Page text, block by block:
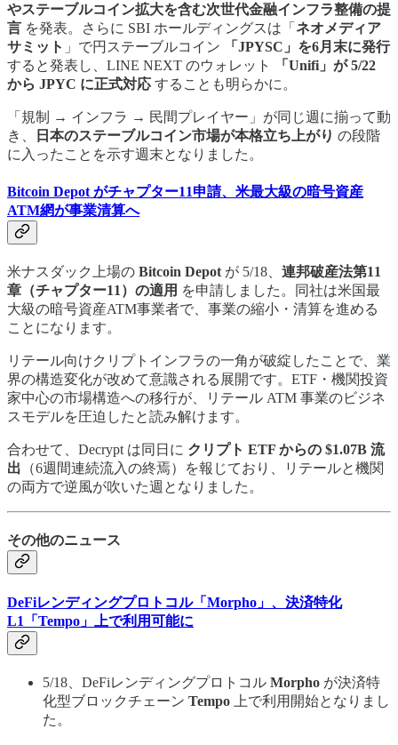
やステーブルコイン拡大を含む次世代金融インフラ整備の提
言 を発表。さらに SBI ホールディングスは「 ネオメディア
サミット 」で円ステーブルコイン
「JPYSC」を6月末に発行
すると発表し、LINE NEXT のウォレット
「Unifi」が 5/22
から JPYC に正式対応 することも明らかに。
「規制 → インフラ → 民間プレイヤー」が同じ週に揃って動
き、
日本のステーブルコイン市場が本格立ち上がり の段階
に入ったことを示す週末となりました。
Bitcoin Depot がチャプター11申請、米最大級の暗号資産
ATM網が事業清算へ
米ナスダック上場の Bitcoin Depot が 5/18、 連邦破産法第11
章（チャプター11）の適用 を申請しました。同社は米国最
大級の暗号資産ATM事業者で、事業の縮小・清算を進める
ことになります。
リテール向けクリプトインフラの一角が破綻したことで、業
界の構造変化が改めて意識される展開です。ETF・機関投資
家中心の市場構造への移行が、リテール ATM 事業のビジネ
スモデルを圧迫したと読み解けます。
合わせて、Decrypt は同日に クリプト ETF からの $1.07B 流
出 （6週間連続流入の終焉）を報じており、リテールと機関
の両方で逆風が吹いた週となりました。
その他のニュース
DeFiレンディングプロトコル「Morpho」、決済特化
L1「Tempo」上で利用可能に
5/18、DeFiレンディングプロトコル Morpho が決済特
化型ブロックチェーン Tempo 上で利用開始となりまし
た。